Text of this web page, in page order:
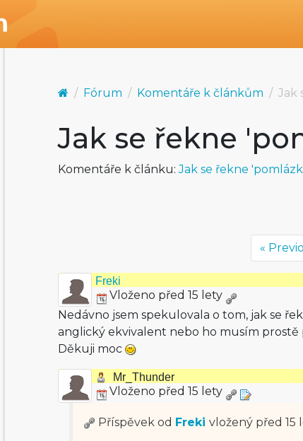
Fórum Komentáře k článkům Jak
Jak se řekne
Komentáře k článku:Jak se řekne
«
Freki
Vloženo před 15 lety
Nedávno jsem spekulovala o tom, jak se
anglický ekvivalent nebo ho musím prostě
Děkuji moc
Mr_Thunder
Vloženo před 15 lety
Příspěvek od Freki vložený před 15